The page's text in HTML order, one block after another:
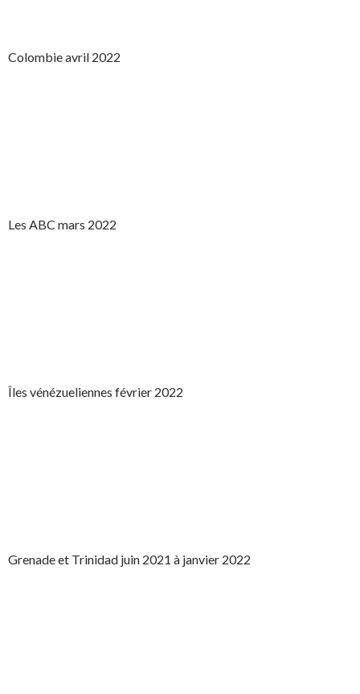
Colombie avril 2022
Les ABC mars 2022
Îles vénézueliennes février 2022
Grenade et Trinidad juin 2021 à janvier 2022